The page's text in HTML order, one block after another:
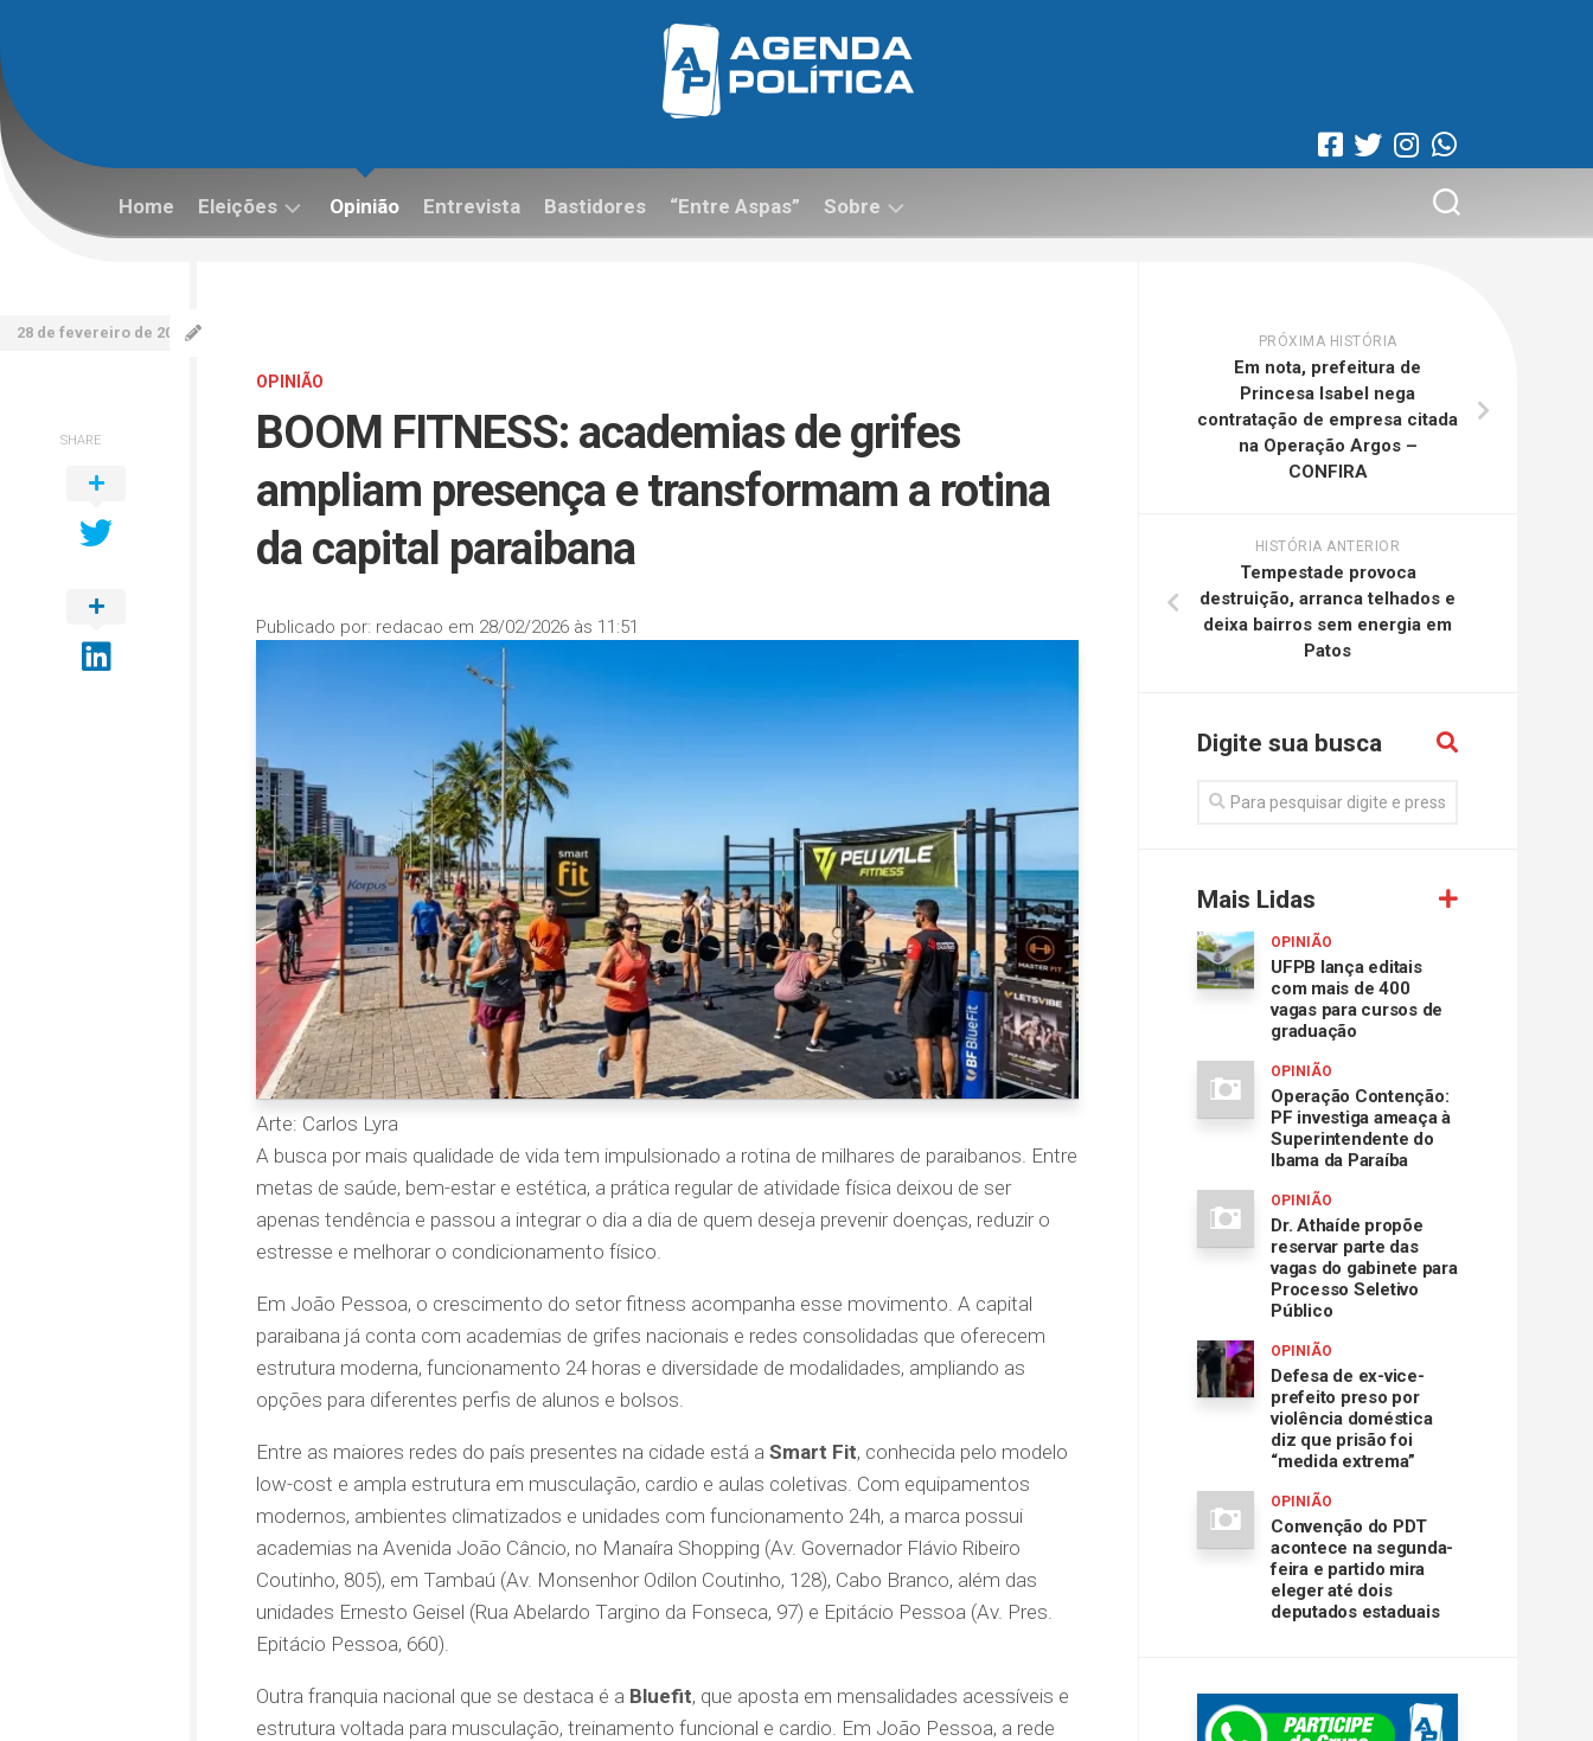
content
Home Eleições Opinião Entrevista Bastidores “Entre Aspas” Sobre
OPINIÃO
BOOM FITNESS: academias de grifes
ampliam presença e transformam a rotina
da capital paraibana
Publicado por: redacao em 28/02/2026 às 11:51
28 de fevereiro de 2026
Arte: Carlos Lyra
A busca por mais qualidade de vida tem impulsionado a rotina de milhares de paraibanos. Entre
metas de saúde, bem-estar e estética, a prática regular de atividade física deixou de ser
apenas tendência e passou a integrar o dia a dia de quem deseja prevenir doenças, reduzir o
estresse e melhorar o condicionamento físico.
Em João Pessoa, o crescimento do setor fitness acompanha esse movimento. A capital
paraibana já conta com academias de grifes nacionais e redes consolidadas que oferecem
estrutura moderna, funcionamento 24 horas e diversidade de modalidades, ampliando as
opções para diferentes perfis de alunos e bolsos.
Entre as maiores redes do país presentes na cidade está a Smart Fit, conhecida pelo modelo
low-cost e ampla estrutura em musculação, cardio e aulas coletivas. Com equipamentos
modernos, ambientes climatizados e unidades com funcionamento 24h, a marca possui
academias na Avenida João Câncio, no Manaíra Shopping (Av. Governador Flávio Ribeiro
Coutinho, 805), em Tambaú (Av. Monsenhor Odilon Coutinho, 128), Cabo Branco, além das
unidades Ernesto Geisel (Rua Abelardo Targino da Fonseca, 97) e Epitácio Pessoa (Av. Pres.
Epitácio Pessoa, 660).
Outra franquia nacional que se destaca é a Bluefit, que aposta em mensalidades acessíveis e
estrutura voltada para musculação, treinamento funcional e cardio. Em João Pessoa, a rede
SHARE
PRÓXIMA HISTÓRIA
Em nota, prefeitura de
Princesa Isabel nega
contratação de empresa citada
na Operação Argos –
CONFIRA
HISTÓRIA ANTERIOR
Tempestade provoca
destruição, arranca telhados e
deixa bairros sem energia em
Patos
Digite sua busca
Mais Lidas
OPINIÃO
UFPB lança editais
com mais de 400
vagas para cursos de
graduação
OPINIÃO
Operação Contenção:
PF investiga ameaça à
Superintendente do
Ibama da Paraíba
OPINIÃO
Dr. Athaíde propõe
reservar parte das
vagas do gabinete para
Processo Seletivo
Público
OPINIÃO
Defesa de ex-vice-
prefeito preso por
violência doméstica
diz que prisão foi
“medida extrema”
OPINIÃO
Convenção do PDT
acontece na segunda-
feira e partido mira
eleger até dois
deputados estaduais